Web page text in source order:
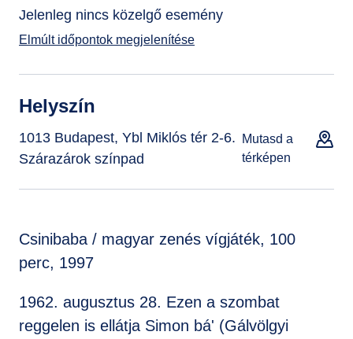
Jelenleg nincs közelgő esemény
Elmúlt időpontok megjelenítése
Helyszín
1013 Budapest, Ybl Miklós tér 2-6.
Szárazárok színpad
Mutasd a
térképen
Csinibaba / magyar zenés vígjáték, 100
perc, 1997
1962. augusztus 28. Ezen a szombat
reggelen is ellátja Simon bá' (Gálvölgyi